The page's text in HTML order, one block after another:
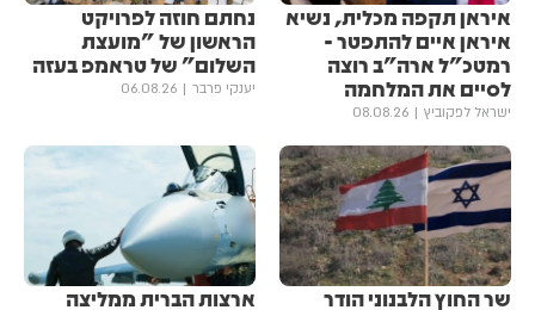
איראן תקפה מכלית, נשיא
איראן איים להתפטר -
רמטכ"ל ארה"ב רוצה
לסיים את המלחמה
ישראל לפקוביץ 08.08.26
נחתם חוזה לפרויקט
הראשון של "מועצת
השלום" של טראמפ בעזה
יענקי פרבר 06.08.26
שר החוץ הלבנוני הודר
ארצות הברית ממליצה